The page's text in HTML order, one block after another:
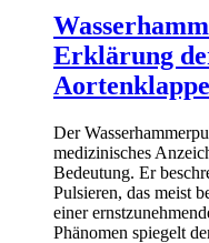
Erklärung
Der
medizinisches
Bedeutung. Er
Pulsieren, das meist
einer
Phänomen spiegelt